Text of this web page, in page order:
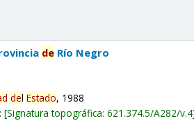
de Río Negro
delEstado, 1988
Signatura topográfica:621.374.5/A282/v.4